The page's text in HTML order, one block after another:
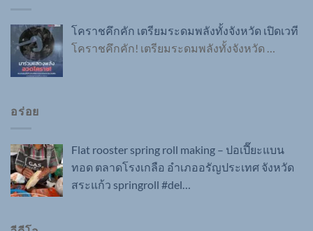
โคราชคึกคัก เตรียมระดมพลังทั้งจังหวัด เปิดเวที
โคราชคึกคัก! เตรียมระดมพลังทั้งจังหวัด
อร่อย
Flat rooster spring roll making – ปอเปี๊ยะแบน
ทอด ตลาดโรงเกลือ อำเภออรัญประเทศ จังหวัด
สระแก้ว springroll #del…